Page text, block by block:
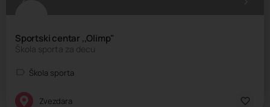
Sportski centar ,,Olimp"
Škola sporta za decu
Škola sporta
Zvezdara